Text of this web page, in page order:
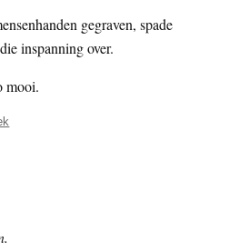
gegraven, spade
inspanning over.
mooi.